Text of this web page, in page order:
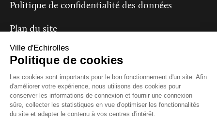
Politique de confidentialité des données
Plan du site
Suivez-nous
Ville d'Echirolles
Politique de cookies
Les cookies sont importants pour le bon fonctionnement d'un site. Afin
d'améliorer votre expérience, nous utilisons des cookies pour
conserver les informations de connexion et fournir une connexion
sûre, collecter les statistiques en vue d'optimiser les fonctionnalités
du site et adapter le contenu à vos centres d'intérêt.